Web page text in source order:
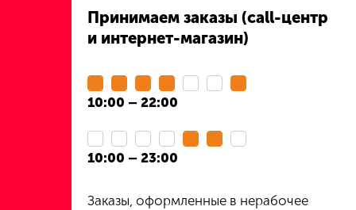
Принимаем заказы (call-центр
и интернет-магазин)
10:00 – 22:00
10:00 – 23:00
Заказы, оформленные в нерабочее